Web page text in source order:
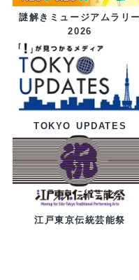
謎解きミュージアムラリー
2026
TOKYO UPDATES
江戸東京伝統芸能祭